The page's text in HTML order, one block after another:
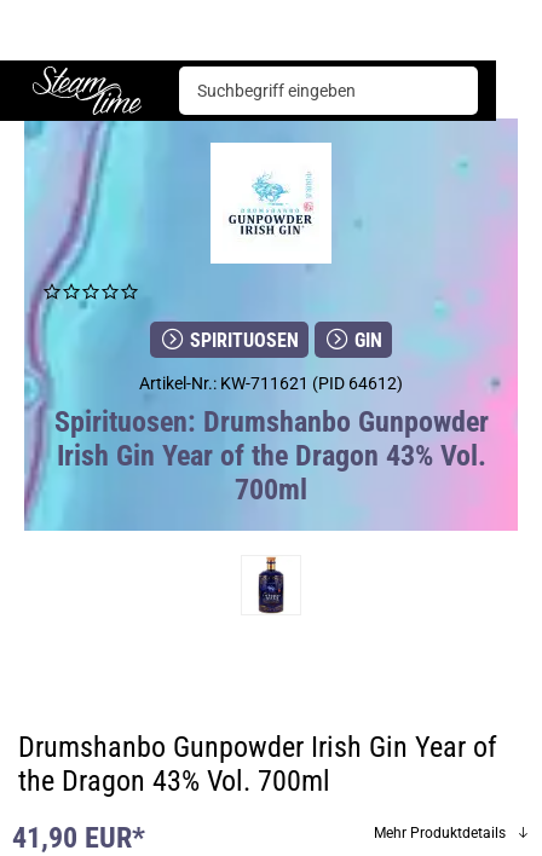
Steam time
Spirituosen Drumshanbo Gunpowder Irish Gin Year of the Dragon 43% Vol. 700ml
SPIRITUOSEN GIN
Artikel-Nr.: KW-711621 (PID 64612)
Spirituosen: Drumshanbo Gunpowder
Irish Gin Year of the Dragon 43% Vol.
700ml
Drumshanbo Gunpowder Irish Gin Year of
the Dragon 43% Vol. 700ml
41,90 EUR*
Mehr Produktdetails